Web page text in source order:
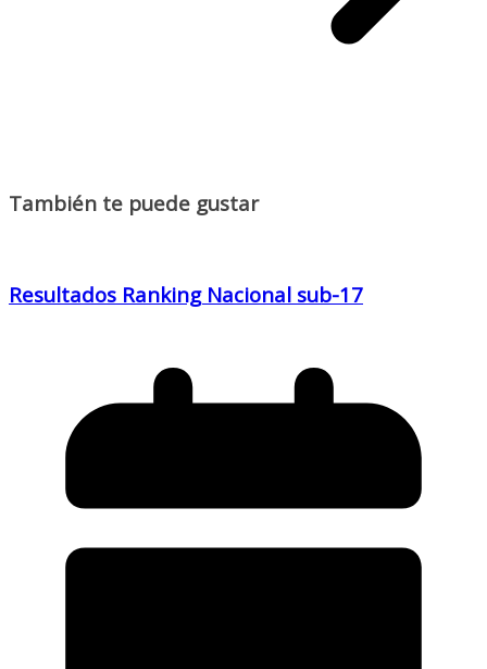
También te puede gustar
Resultados Ranking Nacional sub-17